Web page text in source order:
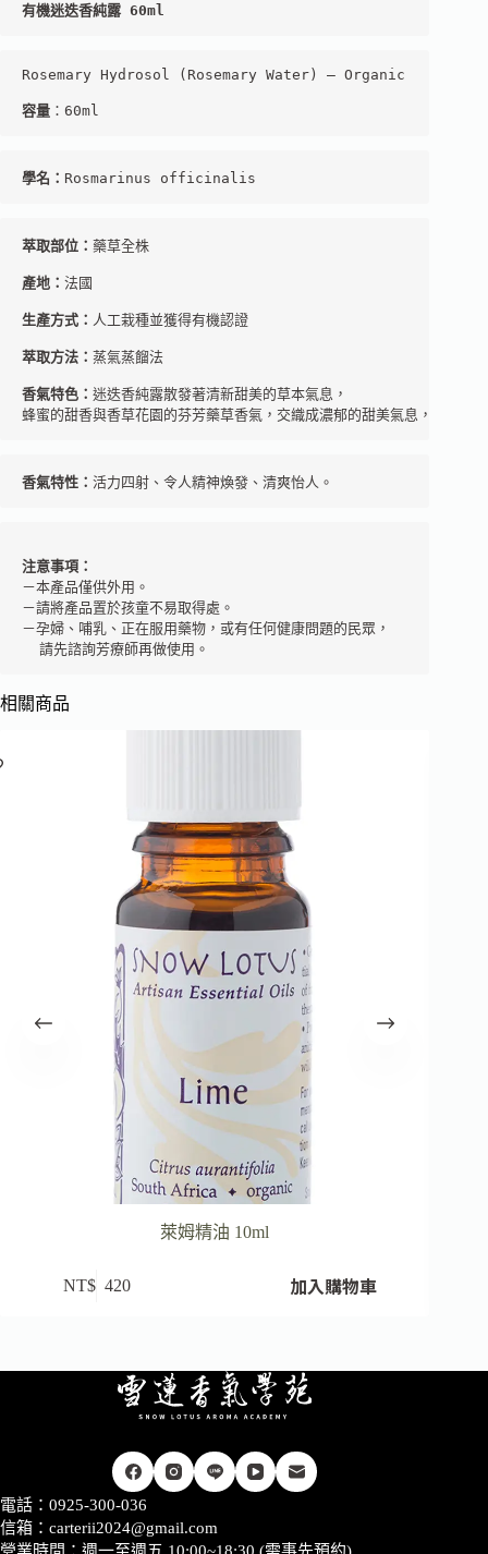
有機迷迭香純露
容量 ：60ml
學名： Rosmarinus officinalis
萃取部位： 藥草全株
產地： 法國
生產方式： 人工栽種並獲得有機認證
萃取方法： 蒸氣蒸餾法
香氣特色： 迷迭香純露散發著清新甜美的草本氣息，
蜂蜜的甜香與香草花園的芬芳藥草香氣，交織成濃郁的甜美氣息，並能持
香氣特性： 活力四射、令人精神煥發、清爽怡人。
注意事項：
－本產品僅供外用。
－請將產品置於孩童不易取得處。
－孕婦、哺乳、正在服用藥物，或有任何健康問題的民眾，
  請先諮詢芳療師再做使用。
相關商品
萊姆精油 10ml
NT$ 420 加入購物車
電話：0925-300-036
信箱： carterii2024@gmail.com